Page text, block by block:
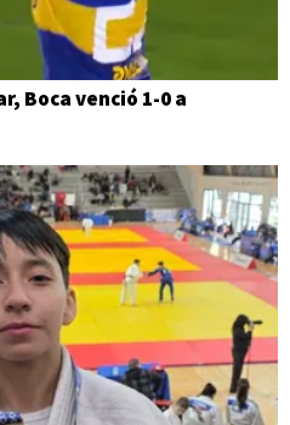
Boca venció 1-0 a